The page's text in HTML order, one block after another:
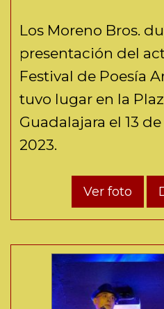
Los Moreno Bros.
presentación del
Festival de Poesía
tuvo lugar en la
Guadalajara el 13
2023.
Ver foto